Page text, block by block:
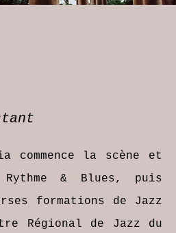
la scène et
& Blues, puis
formations de Jazz
Régional de Jazz du